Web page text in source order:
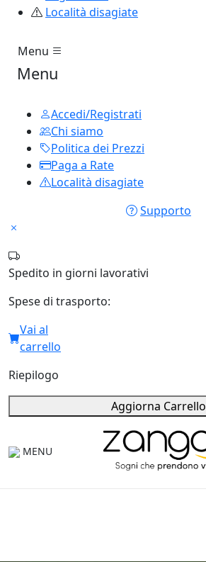
Località disagiate
Menu
Menu
Accedi/Registrati
Chi siamo
Politica dei Prezzi
Paga a Rate
Località disagiate
Supporto
Spedito in giorni lavorativi
Spese di trasporto:
Vai al
carrello
Riepilogo
Aggiorna Carrello
MENU